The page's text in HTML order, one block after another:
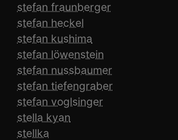
stefan fraunberger
stefan heckel
stefan kushima
stefan löwenstein
stefan nussbaumer
stefan tiefengraber
stefan voglsinger
stella kyan
stellka